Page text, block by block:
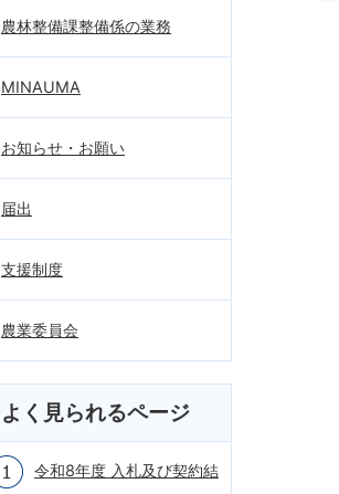
農林整備課整備係の業務
MINAUMA
お知らせ・お願い
届出
支援制度
農業委員会
よく見られるページ
令和8年度 入札及び契約結